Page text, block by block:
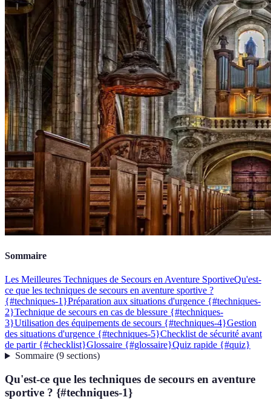
Sommaire
Les Meilleures Techniques de Secours en Aventure SportiveQu'est-
ce que les techniques de secours en aventure sportive ?
{#techniques-1}Préparation aux situations d'urgence {#techniques-
2}Technique de secours en cas de blessure {#techniques-
3}Utilisation des équipements de secours {#techniques-4}Gestion
des situations d'urgence {#techniques-5}Checklist de sécurité avant
de partir {#checklist}Glossaire {#glossaire}Quiz rapide {#quiz}
Sommaire(9 sections)
Qu'est-ce que les techniques de secours en aventure
sportive ? {#techniques-1}